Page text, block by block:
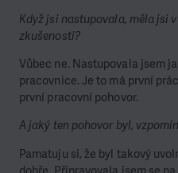
Když jsi nastupovala, měla jsi
zkušenosti?
Vůbec ne. Nastupovala jsem
pracovnice. Je to má první
první pracovní pohovor.
A jaký ten pohovor byl,
Pamatuju si, že byl takový